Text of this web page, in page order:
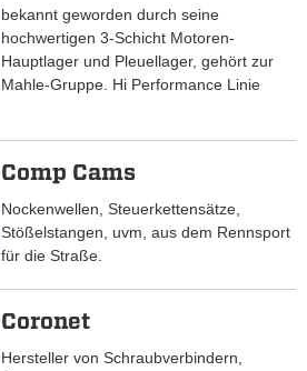
bekannt geworden durch seine
hochwertigen 3-Schicht Motoren-
Hauptlager und Pleuellager, gehört zur
Mahle-Gruppe. Hi Performance Linie
Comp Cams
Nockenwellen, Steuerkettensätze,
Stößelstangen, uvm, aus dem Rennsport
für die Straße.
Coronet
Hersteller von Schraubverbindern,